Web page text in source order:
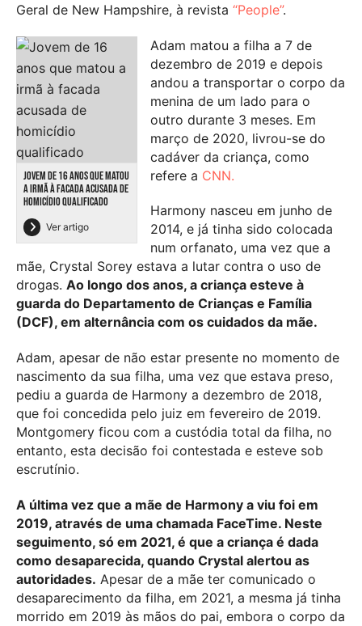
Geral de New Hampshire, à revista “People”.
JOVEM DE 16 ANOS QUE MATOU
A IRMÃ À FACADA ACUSADA DE
HOMICÍDIO QUALIFICADO
Ver artigo
Adam matou a filha a 7 de
dezembro de 2019 e depois
andou a transportar o corpo da
menina de um lado para o
outro durante 3 meses. Em
março de 2020, livrou-se do
cadáver da criança, como
refere a CNN.
Harmony nasceu em junho de
2014, e já tinha sido colocada
num orfanato, uma vez que a
mãe, Crystal Sorey estava a lutar contra o uso de
drogas. Ao longo dos anos, a criança esteve à
guarda do Departamento de Crianças e Família
(DCF), em alternância com os cuidados da mãe.
Adam, apesar de não estar presente no momento de
nascimento da sua filha, uma vez que estava preso,
pediu a guarda de Harmony a dezembro de 2018,
que foi concedida pelo juiz em fevereiro de 2019.
Montgomery ficou com a custódia total da filha, no
entanto, esta decisão foi contestada e esteve sob
escrutínio.
A última vez que a mãe de Harmony a viu foi em
2019, através de uma chamada FaceTime. Neste
seguimento, só em 2021, é que a criança é dada
como desaparecida, quando Crystal alertou as
autoridades. Apesar de a mãe ter comunicado o
desaparecimento da filha, em 2021, a mesma já tinha
morrido em 2019 às mãos do pai, embora o corpo da